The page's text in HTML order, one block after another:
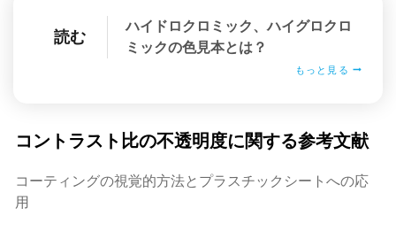
読む
ハイドロクロミック、ハイグロクロ
ミックの色見本とは？
もっと見る
コントラスト比の不透明度に関する参考文献
コーティングの視覚的方法とプラスチックシートへの応
用